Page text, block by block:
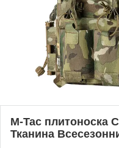
M-Tac плитоноска
Тканина